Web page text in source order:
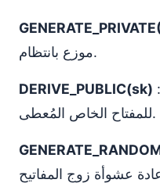
موزع بانتظام.
DERIVE_PUBLIC(sk) : يُرجع المفتاح العام المقابل
للمفتاح الخاص المُعطى.